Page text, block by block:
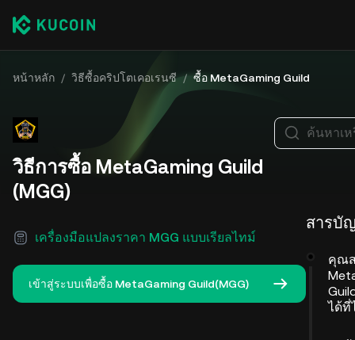
หน้าหลัก / วิธีซื้อคริปโตเคอเรนซี / ซื้อ MetaGaming Guild
วิธีการซื้อ MetaGaming Guild
(MGG)
เครื่องมือแปลงราคา MGG แบบเรียลไทม์
เข้าสู่ระบบเพื่อซื้อ MetaGaming Guild(MGG)
ค้นหาเ
สารบั
คุณ
ได้ที่